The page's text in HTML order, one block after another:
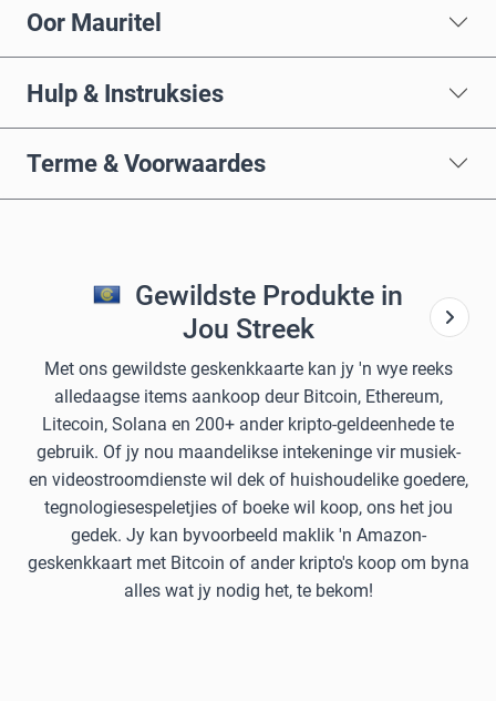
Oor Mauritel
Hulp & Instruksies
Terme & Voorwaardes
Gewildste Produkte in
Jou Streek
Met ons gewildste geskenkkaarte kan jy 'n wye reeks
alledaagse items aankoop deur Bitcoin, Ethereum,
Litecoin, Solana en 200+ ander kripto-geldeenhede te
gebruik. Of jy nou maandelikse intekeninge vir musiek-
en videostroomdienste wil dek of huishoudelike goedere,
tegnologiesespeletjies of boeke wil koop, ons het jou
gedek. Jy kan byvoorbeeld maklik 'n Amazon-
geskenkkaart met Bitcoin of ander kripto's koop om byna
alles wat jy nodig het, te bekom!